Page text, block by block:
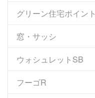
グリーン住宅ポイント
窓・サッシ
ウォシュレットSB
フーゴR